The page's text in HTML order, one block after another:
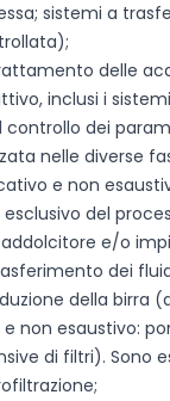
sistemi a
delle
inclusi i
controllo dei
nelle diverse
e non
del
e/o
dei
della birra
non esaustivo:
di filtri). Sono